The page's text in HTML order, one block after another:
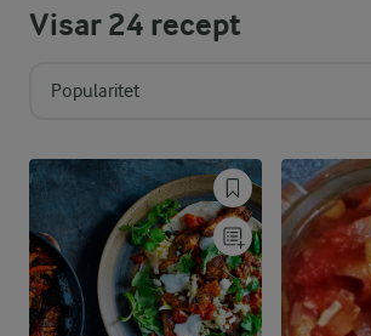
Visar24 recept
Popularitet